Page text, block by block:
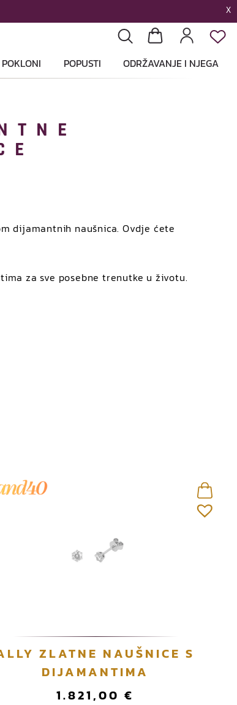
X
POPUSTI ODRŽAVANJE I NJEGA
dijamantnih naušnica. Ovdje ćete
za sve posebne trenutke u životu.
ZLATNE NAUŠNICE S
DIJAMANTIMA
1.821,00 €